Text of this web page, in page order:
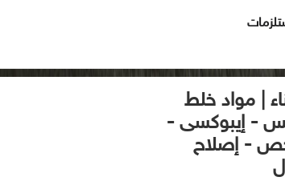
| مواد خلط
- إيبوكسى -
- إصلاح